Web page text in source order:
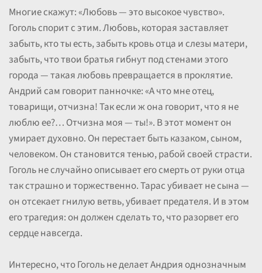
Многие скажут: «Любовь — это высокое чувство».
Гоголь спорит с этим. Любовь, которая заставляет
забыть, кто ты есть, забыть кровь отца и слезы матери,
забыть, что твои братья гибнут под стенами этого
города — такая любовь превращается в проклятие.
Андрий сам говорит панночке: «А что мне отец,
товарищи, отчизна! Так если ж она говорит, что я не
люблю ее?… Отчизна моя — ты!». В этот момент он
умирает духовно. Он перестает быть казаком, сыном,
человеком. Он становится тенью, рабой своей страсти.
Гоголь не случайно описывает его смерть от руки отца
так страшно и торжественно. Тарас убивает не сына —
он отсекает гнилую ветвь, убивает предателя. И в этом
его трагедия: он должен сделать то, что разорвет его
сердце навсегда.
Интересно, что Гоголь не делает Андрия однозначным